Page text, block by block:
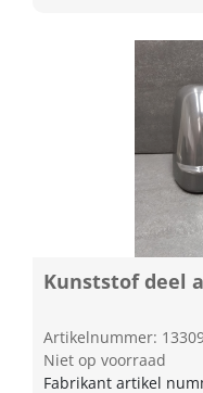
Kunststof deel
Artikelnummer:
Niet op voorraad
Fabrikant artikel